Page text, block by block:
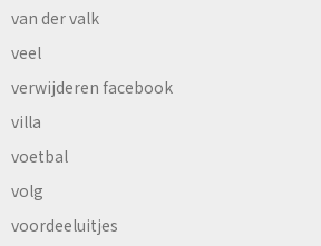
van der valk
veel
verwijderen facebook
villa
voetbal
volg
voordeeluitjes